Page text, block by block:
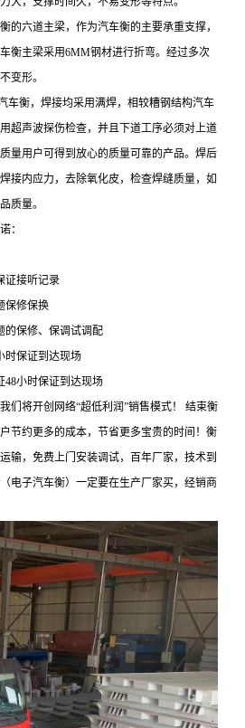
的六道主梁，作为汽车衡的主要承重支撑，
衡主梁采用6MM钢材进行折弯。经过多次
变形。
车衡，焊接均采用满焊，相较糟钢结构汽车
超声波探伤检查，并且下道工序必须对上道
量用户可得到放心的质量可靠的产品。焊后
接内应力，去除氧化皮，检查焊缝质量，如
质量。
：
证接听记录
保修保换
的保修、保调试调配
时保证到达现场
48小时保证到达现场
们将开创网络“超低利润”销售模式！ 结束衡
节约更多的成本，节省更多宝贵的时间！衡
输，免费上门安装调试，百年厂家，技术到
电子汽车衡）一定要在生产厂家买，经销商